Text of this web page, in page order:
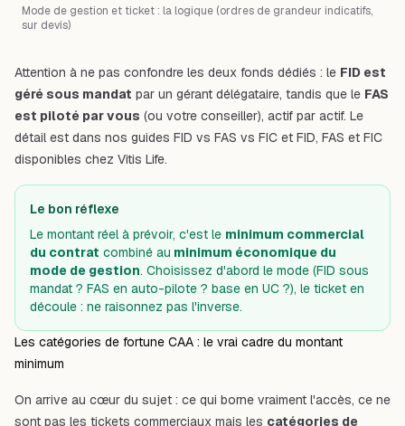
Mode de gestion et ticket : la logique (ordres de grandeur indicatifs,
sur devis)
Attention à ne pas confondre les deux fonds dédiés : le FID est
géré sous mandat par un gérant délégataire, tandis que le FAS
est piloté par vous (ou votre conseiller), actif par actif. Le
détail est dans nos guides FID vs FAS vs FIC et FID, FAS et FIC
disponibles chez Vitis Life.
Le bon réflexe
Le montant réel à prévoir, c'est le minimum commercial
du contrat combiné au minimum économique du
mode de gestion. Choisissez d'abord le mode (FID sous
mandat ? FAS en auto-pilote ? base en UC ?), le ticket en
découle : ne raisonnez pas l'inverse.
Les catégories de fortune CAA : le vrai cadre du montant
minimum
On arrive au cœur du sujet : ce qui borne vraiment l'accès, ce ne
sont pas les tickets commerciaux mais les catégories de